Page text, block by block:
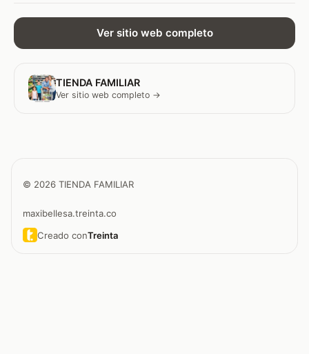
Ver sitio web completo
TIENDA FAMILIAR
Ver sitio web completo →
© 2026 TIENDA FAMILIAR
maxibellesa.treinta.co
Creado conTreinta